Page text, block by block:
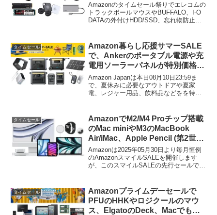
HDD/SSD、忘れ物防止タグ
「Tile」などが特別価格で販売
中。
Amazonのタイムセール祭りでエレコムの
トラックボールマウスやBUFFALO、I-O
DATAの外付けHDD/SSD、忘れ物防止タ
タイムセール
Amazon暮らし応援サマーSALE
で、Ankerのポータブル電源や充
電用ソーラーパネルが特別価格で
販売中。
Amazon Japanは本日08月10日23:59ま
で、夏休みに必要なアウトドアや夏家
電、レジャー用品、飲料品などをを特別
に合わせてAnkerが販売するポータブル電
源やソーラーパネルなどが特選タイムセ
ールとなっています。
タイムセール
AmazonでM2/M4 Proチップ搭載
のMac miniやM3のMacBook
Air/iMac、Apple Pencil (第2世
代)の旧パッケージモデル、
MagSafe充電器 (15W)などが最大
25%OFFセール中。
Amazonは2025年05月30日より毎月恒例
のAmazonスマイルSALEを開催します
が、このスマイルSALEの先行セールで、
イムセールがスタートしています。
タイムセール
Amazonプライムデーセールで
PFUのHHKやロジクールのマウ
ス、ElgatoのDeck、Macでも利